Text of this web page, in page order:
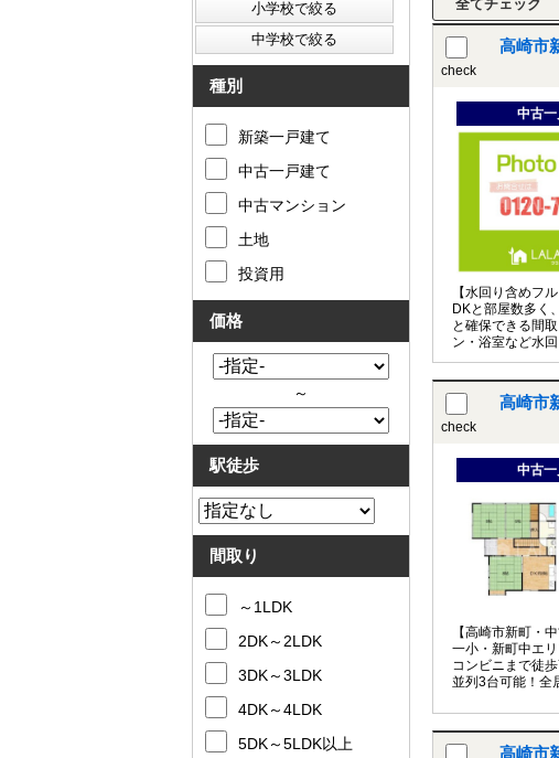
check
高崎市
中古
【水回り含めフ
DKと部屋数多く
と確保できる間
ン・浴室など水
を行う為きれい
check
高崎市
中古
【高崎市新町・
一小・新町中エ
コンビニまで徒
並列3台可能！全
高崎市
種別
新築一戸建て
中古一戸建て
中古マンション
土地
投資用
価格
～
駅徒歩
間取り
～1LDK
2DK～2LDK
3DK～3LDK
4DK～4LDK
5DK～5LDK以上